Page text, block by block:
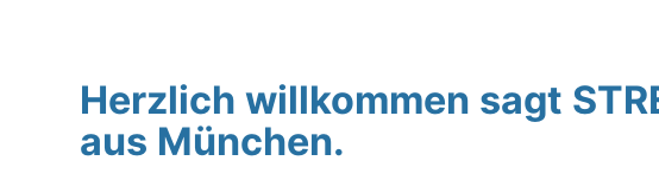
Herzlich willkommen sagt
aus München.